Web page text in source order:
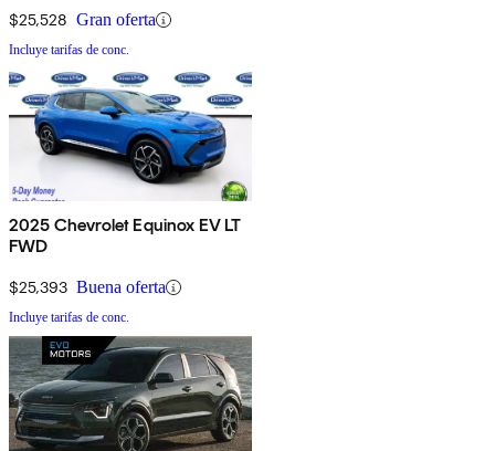
$25,528 Gran oferta
Incluye tarifas de conc.
2025 Chevrolet Equinox EV LT
FWD
$25,393 Buena oferta
Incluye tarifas de conc.